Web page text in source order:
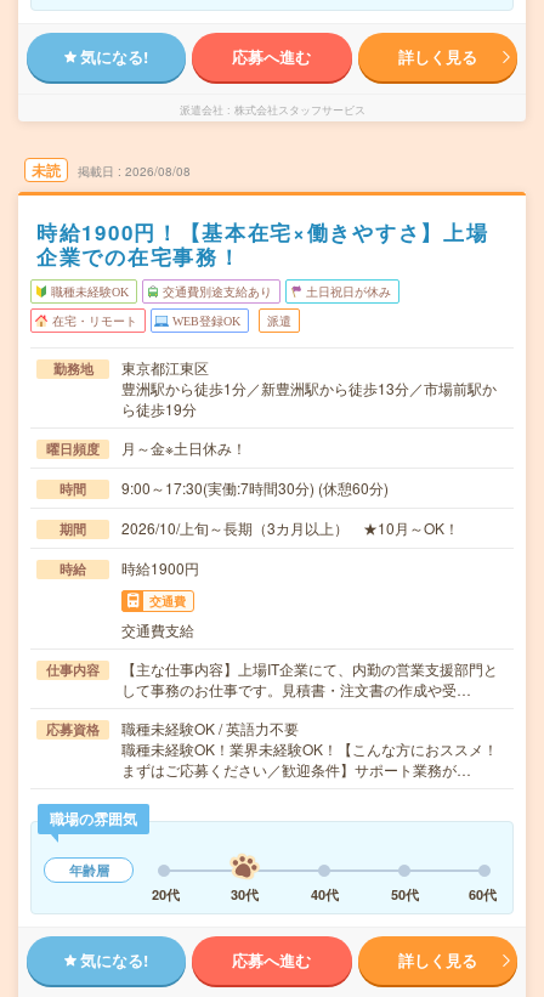
気になる! 応募へ進む 詳しく見る
派遣会社 株式会社スタッフサービス
未読 掲載日 2026/08/08
時給1900円！【基本在宅×働きやすさ】上場
企業での在宅事務！
職種未経験OK 交通費別途支給あり 土日祝日が休み
在宅・リモート WEB登録OK 派遣
勤務地
東京都江東区
豊洲駅から徒歩1分／新豊洲駅から徒歩13分／市場前駅か
ら徒歩19分
曜日頻度 月～金※土日休み！
時間 9:00～17:30(実働:7時間30分) (休憩60分)
期間 2026/10/上旬～長期（3カ月以上） ★10月～OK！
時給 時給1900円
交通費
交通費支給
仕事内容
【主な仕事内容】上場IT企業にて、内勤の営業支援部門と
して事務のお仕事です。見積書・注文書の作成や受…
応募資格
職種未経験OK / 英語力不要
職種未経験OK！業界未経験OK！【こんな方におススメ！
まずはご応募ください／歓迎条件】サポート業務が…
職場の雰囲気
年齢層
20代
30代 40代 50代 60代
気になる! 応募へ進む 詳しく見る